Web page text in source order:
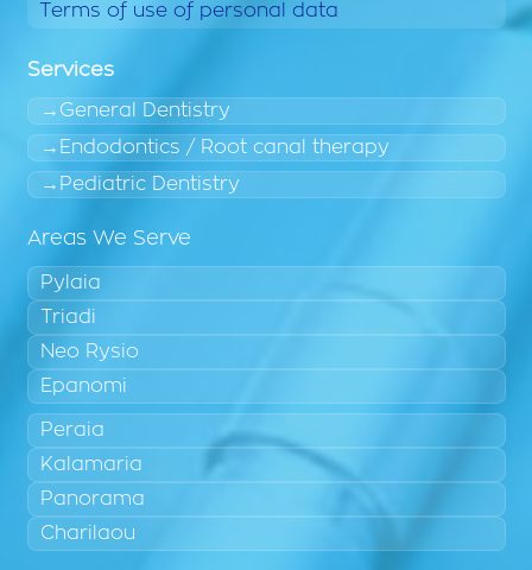
Terms of use of personal data
Services
General Dentistry
Endodontics / Root canal therapy
Pediatric Dentistry
Areas We Serve
Pylaia
Triadi
Neo Rysio
Epanomi
Peraia
Kalamaria
Panorama
Charilaou